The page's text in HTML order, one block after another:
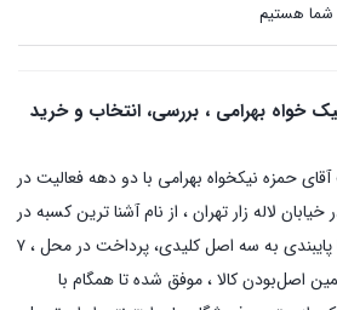
شما هستیم
خواه بهرامی ، بررسی، انتخاب و خرید
حمزه نیکخواه بهرامی با دو دهه فعالیت در
لاله زار تهران ، از نام آشنا ترین کسبه در
بازار برق و الکترونیک کشور، با پایبندی به سه اصل کلیدی، پرداخت در محل ، ۷
اصل‌بودن کالا ، موفق شده تا همگام با